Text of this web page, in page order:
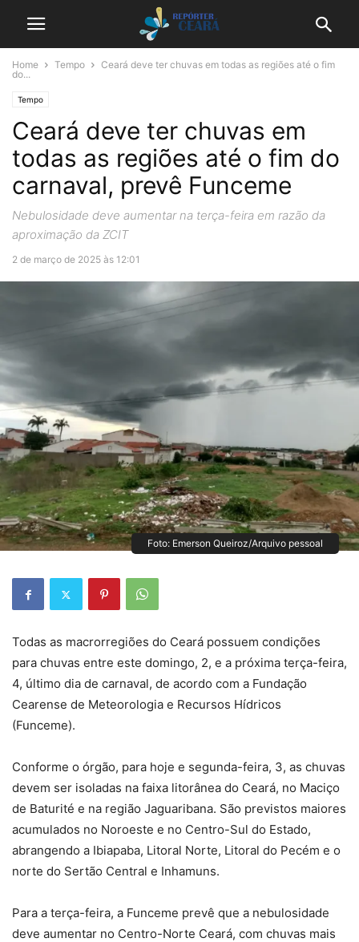
Home Tempo
Ceará deve ter chuvas em todas as regiões até o fim
do...
Tempo
Ceará deve ter chuvas em
todas as regiões até o fim do
carnaval, prevê Funceme
Nebulosidade deve aumentar na terça-feira em razão da
aproximação da ZCIT
2 de março de 2025 às 12:01
Foto: Emerson Queiroz/Arquivo pessoal
Todas as macrorregiões do Ceará possuem condições
para chuvas entre este domingo, 2, e a próxima terça-feira,
4, último dia de carnaval, de acordo com a Fundação
Cearense de Meteorologia e Recursos Hídricos
(Funceme).
Conforme o órgão, para hoje e segunda-feira, 3, as chuvas
devem ser isoladas na faixa litorânea do Ceará, no Maciço
de Baturité e na região Jaguaribana. São previstos maiores
acumulados no Noroeste e no Centro-Sul do Estado,
abrangendo a Ibiapaba, Litoral Norte, Litoral do Pecém e o
norte do Sertão Central e Inhamuns.
Para a terça-feira, a Funceme prevê que a nebulosidade
deve aumentar no Centro-Norte Ceará, com chuvas mais